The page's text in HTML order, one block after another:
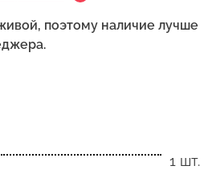
поэтому наличие лучше
1 шт.